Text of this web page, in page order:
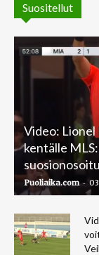
Suositellut
Video: Lionel
kentälle
Puoliaika.com -